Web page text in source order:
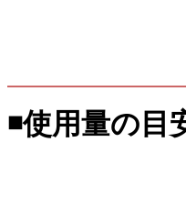
◾️使用量の目